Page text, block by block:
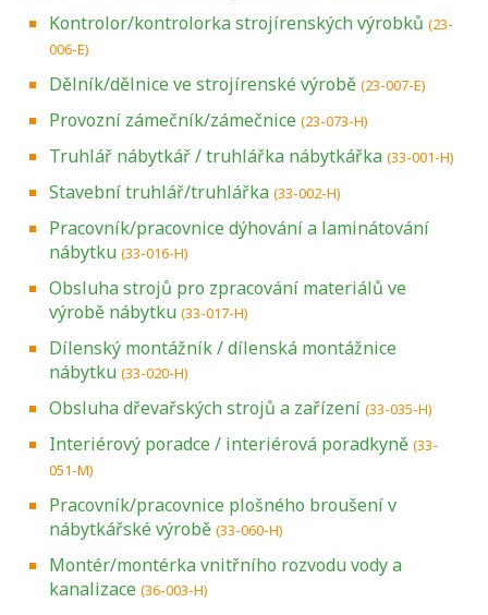
Kontrolor/kontrolorka strojírenských výrobků (23-
006-E)
Dělník/dělnice ve strojírenské výrobě (23-007-E)
Provozní zámečník/zámečnice (23-073-H)
Truhlář nábytkář / truhlářka nábytkářka (33-001-H)
Stavební truhlář/truhlářka (33-002-H)
Pracovník/pracovnice dýhování a laminátování
nábytku (33-016-H)
Obsluha strojů pro zpracování materiálů ve
výrobě nábytku (33-017-H)
Dílenský montážník / dílenská montážnice
nábytku (33-020-H)
Obsluha dřevařských strojů a zařízení (33-035-H)
Interiérový poradce / interiérová poradkyně (33-
051-M)
Pracovník/pracovnice plošného broušení v
nábytkářské výrobě (33-060-H)
Montér/montérka vnitřního rozvodu vody a
kanalizace (36-003-H)